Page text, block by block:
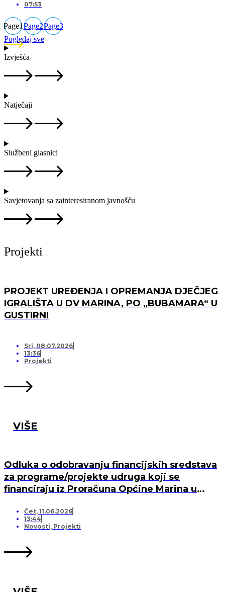
07:53
Page1Page2Page3
Pogledaj sve
Izvješća
Natječaji
Službeni glasnici
Savjetovanja sa zainteresiranom javnošću
Projekti
PROJEKT UREĐENJA I OPREMANJA DJEČJEG
IGRALIŠTA U DV MARINA, PO „BUBAMARA“ U
GUSTIRNI
Sri, 08.07.2026
13:36
Projekti
VIŠE
Odluka o odobravanju financijskih sredstava
za programe/projekte udruga koji se
financiraju iz Proračuna Općine Marina u
Čet, 11.06.2026
13:44
Novosti, Projekti